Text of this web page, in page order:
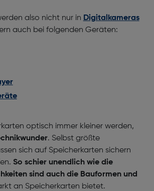
also nicht nur in Digitalkameras
auch bei folgenden Geräten:
optisch immer kleiner werden,
. Selbst größte
sich auf Speicherkarten sichern
So schier unendlich wie die
sind auch die Bauformen und
an Speicherkarten bietet.